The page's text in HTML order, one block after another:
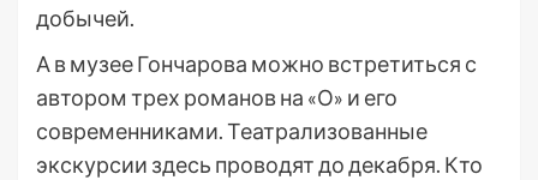
добычей.
А в музее Гончарова можно встретиться с
автором трех романов на «О» и его
современниками. Театрализованные
экскурсии здесь проводят до декабря. Кто